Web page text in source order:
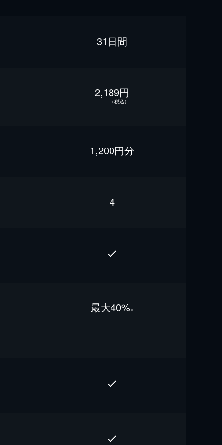
31日間
2,189円
（税込）
1,200円分
4
最⼤40%※